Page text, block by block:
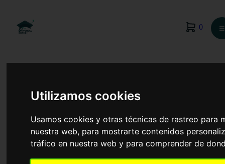
Utilizamos cookies
Usamos cookies y otras técnicas de rastreo para
nuestra web, para mostrarte contenidos
tráfico en nuestra web y para comprender de
0 ☰